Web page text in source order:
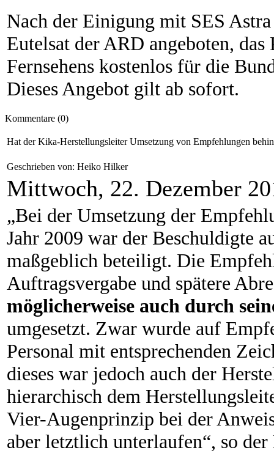
Nach der Einigung mit SES
Eutelsat der ARD angeboten,
Fernsehens kostenlos für die
Dieses Angebot gilt ab sofort.
Kommentare (0)
Hat der Kika-Herstellungsleiter Umsetzung von Empfehlungen
Geschrieben von: Heiko Hilker
Mittwoch, 22. Dezember
„Bei der Umsetzung der
Jahr 2009 war der Beschuldigte
maßgeblich beteiligt. Die
Auftragsvergabe und spätere
möglicherweise auch durch
umgesetzt. Zwar wurde auf
Personal mit entsprechenden
dieses war jedoch auch der
hierarchisch dem
Vier-Augenprinzip bei der
aber letztlich unterlaufen“, so